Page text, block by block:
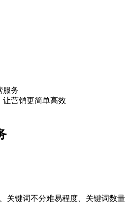
服务
营销更简单高效
关键词不分难易程度、关键词数量